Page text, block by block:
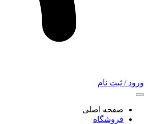
ورود / ثبت نام
صفحه اصلی
فروشگاه